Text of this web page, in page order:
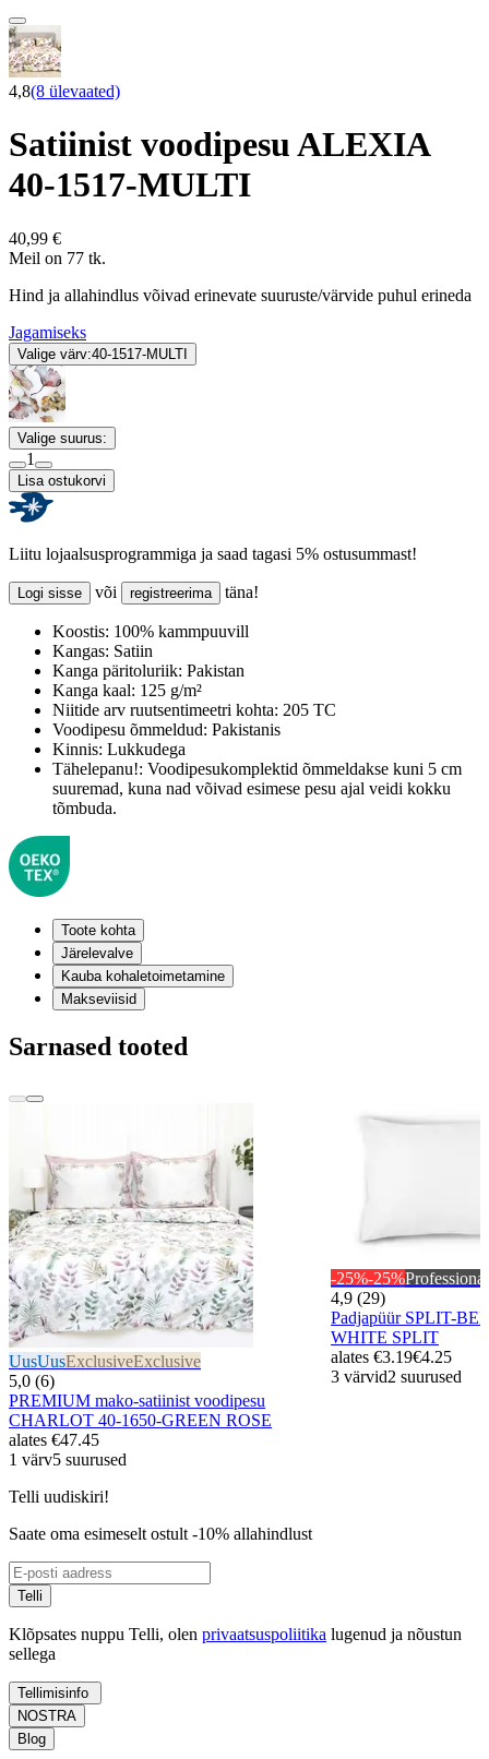
4,8(8 ülevaated)
Satiinist voodipesu ALEXIA
40-1517-MULTI
40,99 €
Meil on 77 tk.
Hind ja allahindlus võivad erinevate suuruste/värvide puhul erineda
Jagamiseks
Valige värv:40-1517-MULTI
Valige suurus:
1
Lisa ostukorvi
Liitu lojaalsusprogrammiga ja saad tagasi 5% ostusummast!
Logi sisse või registreerima täna!
Koostis: 100% kammpuuvill
Kangas: Satiin
Kanga päritoluriik: Pakistan
Kanga kaal: 125 g/m²
Niitide arv ruutsentimeetri kohta: 205 TC
Voodipesu õmmeldud: Pakistanis
Kinnis: Lukkudega
Tähelepanu!: Voodipesukomplektid õmmeldakse kuni 5 cm
suuremad, kuna nad võivad esimese pesu ajal veidi kokku
tõmbuda.
Toote kohta
Järelevalve
Kauba kohaletoimetamine
Makseviisid
Sarnased tooted
UusUusExclusiveExclusive
5,0 (6)
PREMIUM mako-satiinist voodipesu
CHARLOT 40-1650-GREEN ROSE
alates €47.45
1 värv5 suurused
-25%-25%Professional
4,9 (29)
Padjapüür SPLIT-
WHITE SPLIT
alates €3.19€4.25
3 värvid2 suurused
Telli uudiskiri!
Saate oma esimeselt ostult -10% allahindlust
Telli
Klõpsates nuppu Telli, olen privaatsuspoliitika lugenud ja nõustun
sellega
Tellimisinfo
NOSTRA
Blog